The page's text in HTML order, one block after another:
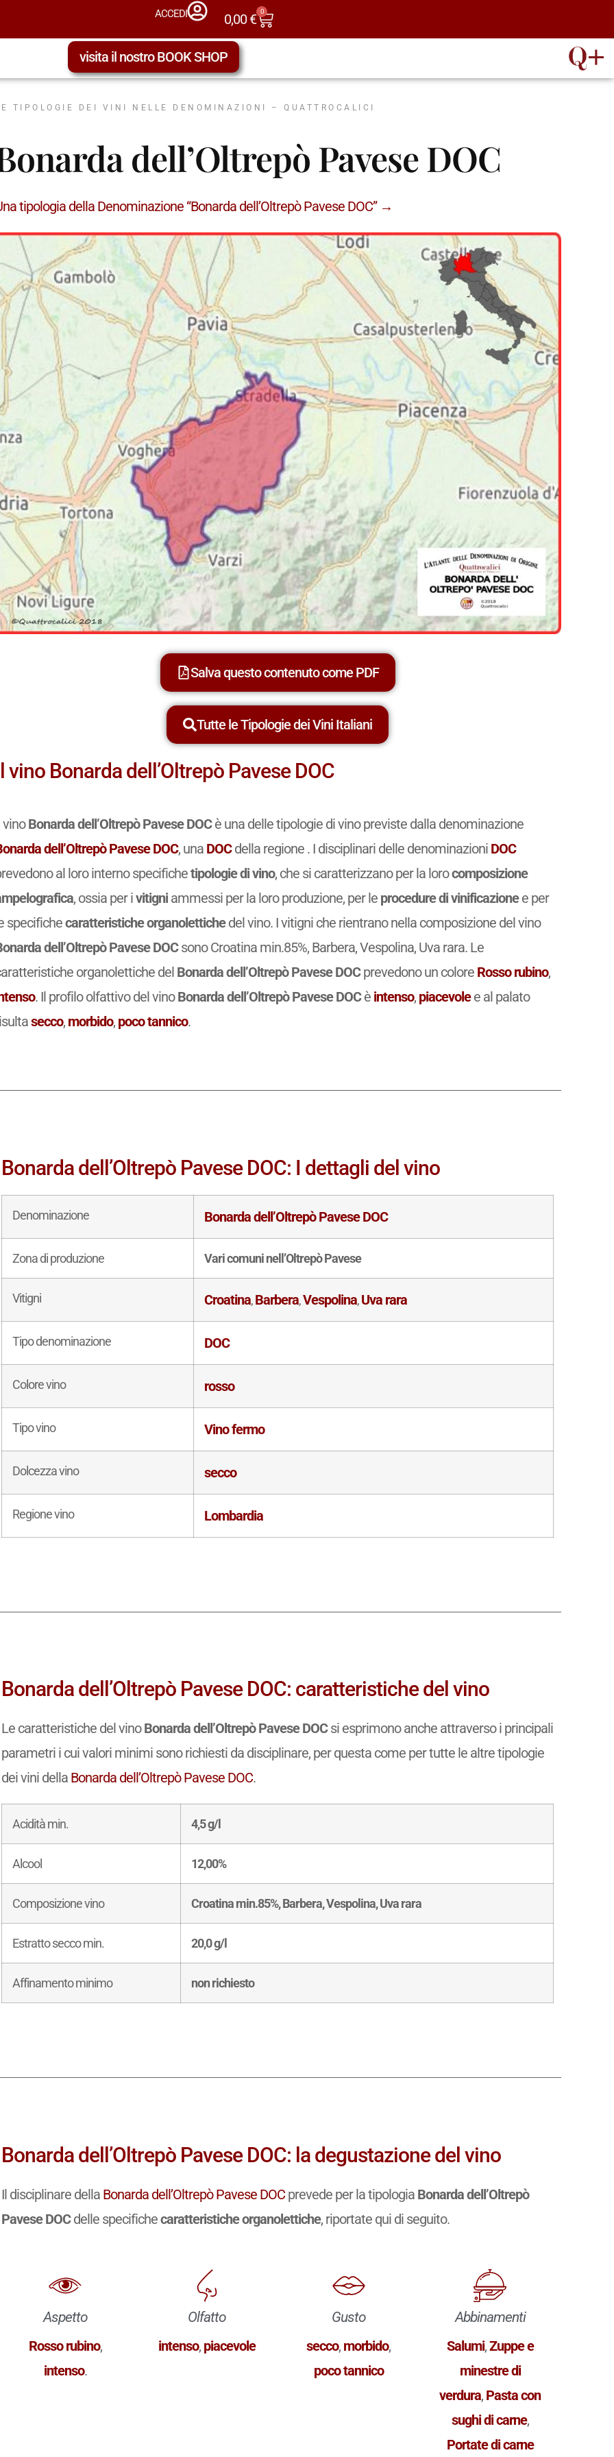
ACCEDI 0,00€ 0
visita il nostro BOOK SHOP
TIPOLOGIE DEI VINI NELLE DENOMINAZIONI – QUATTROCALICI
dell’Oltrepò Pavese DOC
tipologia della Denominazione “Bonarda dell’Oltrepò Pavese DOC” →
Salva questo contenuto come PDF
Tutte le Tipologie dei Vini Italiani
vino Bonarda dell’Oltrepò Pavese DOC
vinoBonarda dell’Oltrepò Pavese DOCè una delle tipologie di vino previste dalla denominazione
dell’Oltrepò Pavese DOC, una DOCdella regione . I disciplinari delle denominazioni DOC
al loro interno specifichetipologie di vino, che si caratterizzano per la lorocomposizione
, ossia per ivitigniammessi per la loro produzione, per le procedure di vinificazionee per
specifichecaratteristiche organolettichedel vino. I vitigni che rientrano nella composizione del vino
dell’Oltrepò Pavese DOCsono Croatina min.85%, Barbera, Vespolina, Uva rara. Le
organolettiche del Bonarda dell’Oltrepò Pavese DOCprevedono un colore Rosso rubino,
. Il profilo olfattivo del vinoBonarda dell’Oltrepò Pavese DOCè intenso, piacevolee al palato
secco, morbido, poco tannico.
Bonarda dell’Oltrepò Pavese DOC: I dettagli del vino
Denominazione Bonarda dell’Oltrepò Pavese DOC
Zona di produzione Vari comuni nell’Oltrepò Pavese
Vitigni Croatina,Barbera,Vespolina,Uva rara
Tipo denominazione DOC
Colore vino rosso
Tipo vino Vino fermo
Dolcezza vino secco
Regione vino Lombardia
Bonarda dell’Oltrepò Pavese DOC: caratteristiche del vino
Le caratteristiche del vinoBonarda dell’Oltrepò Pavese DOCsi esprimono anche attraverso i principali
parametri i cui valori minimi sono richiesti da disciplinare, per questa come per tutte le altre tipologie
dei vini della Bonarda dell’Oltrepò Pavese DOC.
Acidità min. 4,5 g/l
Alcool 12,00%
Composizione vino Croatina min.85%, Barbera, Vespolina, Uva rara
Estratto secco min. 20,0 g/l
Affinamento minimo non richiesto
Bonarda dell’Oltrepò Pavese DOC: la degustazione del vino
Il disciplinare della Bonarda dell’Oltrepò Pavese DOC prevede per la tipologia Bonarda dell’Oltrepò
Pavese DOCdelle specifichecaratteristiche organolettiche, riportate qui di seguito.
Aspetto
Rosso rubino,
intenso.
Olfatto
intenso, piacevole
Gusto
secco, morbido,
poco tannico
Abbinamenti
Salumi,Zuppe e
minestre di
verdura, Pasta con
sughi di carne,
Portate di carne